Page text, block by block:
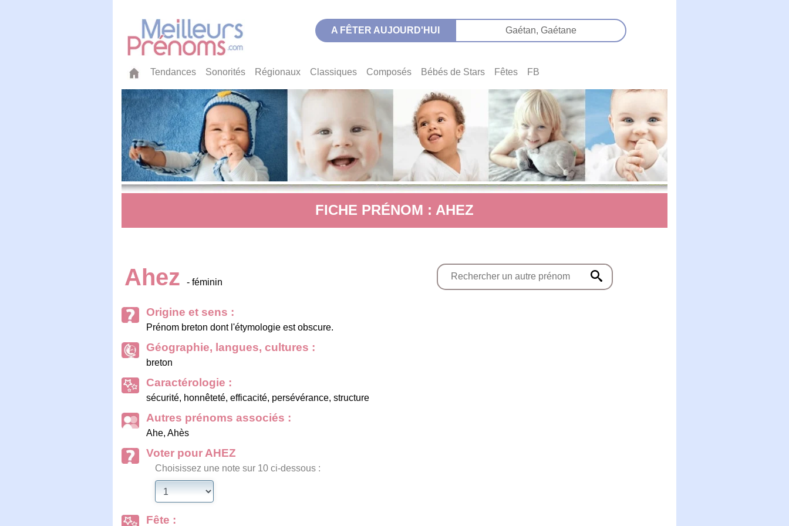
A FÊTER AUJOURD'HUI Gaétan, Gaétane
Tendances Sonorités Régionaux Classiques Composés Bébés de Stars Fêtes FB
FICHE PRÉNOM : AHEZ
Ahez - féminin
Origine et sens :
Prénom breton dont l'étymologie est obscure.
Géographie, langues, cultures :
breton
Caractérologie :
sécurité, honnêteté, efficacité, persévérance, structure
Autres prénoms associés :
Ahe, Ahès
Voter pour AHEZ
Choisissez une note sur 10 ci-dessous :
Fête :